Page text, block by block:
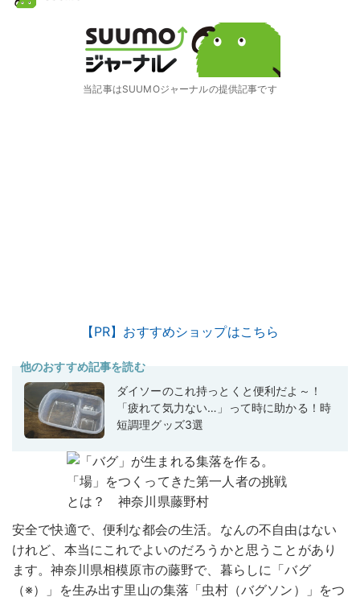
当記事はSUUMOジャーナルの提供記事です
【PR】おすすめショップはこちら
他のおすすめ記事を読む
ダイソーのこれ持っとくと便利だよ～！
「疲れて気力ない…」って時に助かる！時
短調理グッズ3選
安全で快適で、便利な都会の生活。なんの不自由はない
けれど、本当にこれでよいのだろうかと思うことがあり
ます。神奈川県相模原市の藤野で、暮らしに「バグ
（※）」を生み出す里山の集落「虫村（バグソン）」をつ